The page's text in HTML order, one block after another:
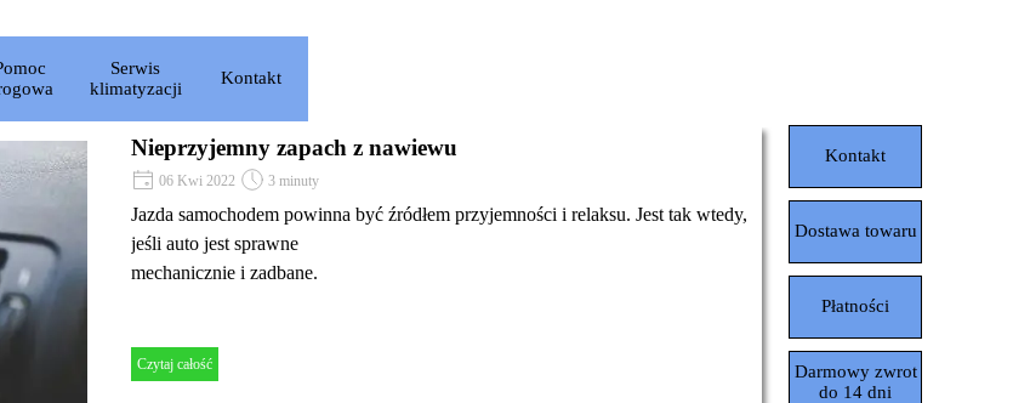
Serwis
klimatyzacji
Kontakt
Kontakt
Dostawa towaru
Płatności
Darmowy zwrot
do 14 dni
Nieprzyjemny zapach z nawiewu
06 Kwi 2022 3 minuty
Jazda samochodem powinna być źródłem przyjemności i relaksu. Jest tak wtedy,
jeśli auto jest sprawne
mechanicznie i zadbane.
Czytaj całość